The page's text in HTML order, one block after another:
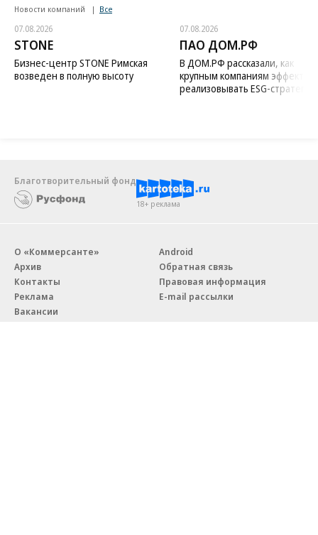
Новости компаний Все
07.08.2026
STONE
Бизнес-центр STONE Римская
возведен в полную высоту
07.08.2026
ПАО ДОМ.РФ
В ДОМ.РФ рассказали, как
крупным компаниям
реализовывать ESG-стратегию
Благотворительный фонд
18+ реклама
О «Коммерсанте»
Архив
Контакты
Реклама
Вакансии
Android
Обратная связь
Правовая информация
E-mail рассылки